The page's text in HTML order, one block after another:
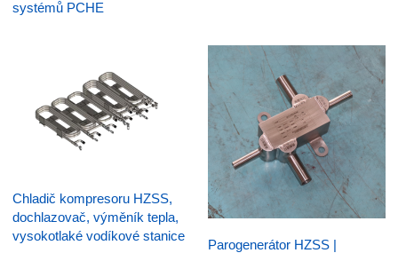
systémů PCHE
Chladič kompresoru HZSS,
dochlazovač, výměník tepla,
vysokotlaké vodíkové stanice
Parogenerátor HZSS |